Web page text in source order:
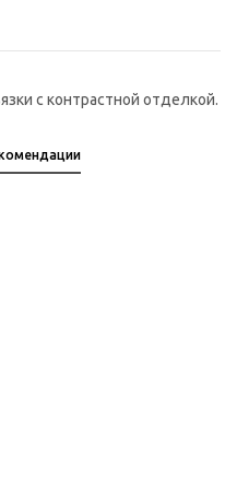
с контрастной отделкой.